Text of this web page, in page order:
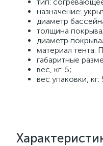
назначение:
диаметр
толщина
диаметр
материал тента:
габаритные
вес, кг: 5;
вес упаковки, кг: